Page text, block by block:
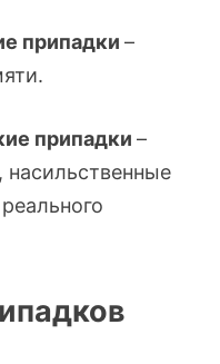
припадки –
припадки –
насильственные